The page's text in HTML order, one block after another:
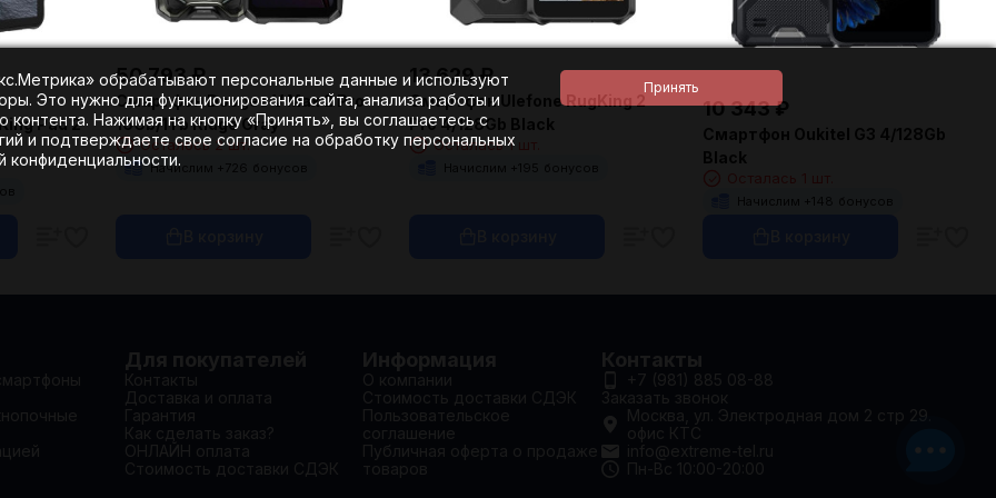
Pad 2
50 793 ₽
Смартфон Doogee V Max 2 Pro
16Gb/1Tb Ridge Gray
Осталось 2 шт.
Начислим + 726 бонусов
13 629₽
Смартфон Ulefone RugKing 2
Pro 4/128Gb Black
Осталась 1 шт.
Начислим + 195 бонусов
10 343₽
Смартфон Oukitel G3 4/128Gb
Black
Начислим + 148 бонусов
обрабатывают персональные данные и используют
Это нужно для функционирования сайта, анализа работы и
контента. Нажимая на кнопку «Принять», вы соглашаетесь с
и подтверждаете свое согласие на обработку персональных
конфиденциальности.